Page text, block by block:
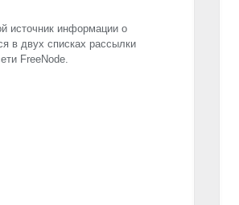
источник информации о
в двух списках рассылки
FreeNode.